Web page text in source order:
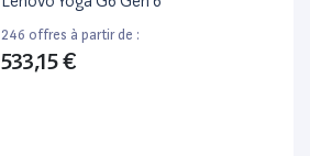
246 offres à partir de :
533,15 €